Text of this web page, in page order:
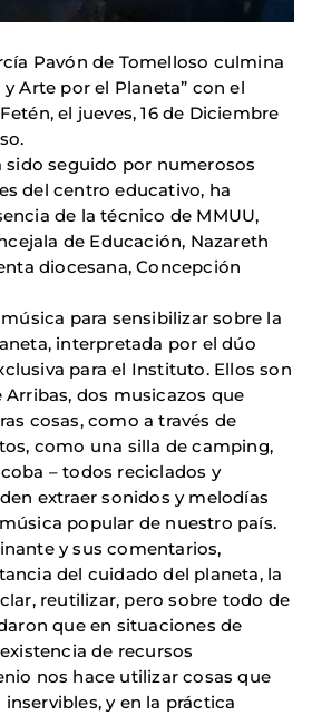
Pavón de Tomelloso culmina
Arte por el Planeta” con el
el jueves, 16 de Diciembre
sido seguido por numerosos
del centro educativo, ha
de la técnico de MMUU,
de Educación, Nazareth
diocesana, Concepción
para sensibilizar sobre la
interpretada por el dúo
para el Instituto. Ellos son
Arribas, dos musicazos que
cosas, como a través de
como una silla de camping,
– todos reciclados y
extraer sonidos y melodías
popular de nuestro país.
y sus comentarios,
del cuidado del planeta, la
reutilizar, pero sobre todo de
que en situaciones de
de recursos
nos hace utilizar cosas que
y en la práctica